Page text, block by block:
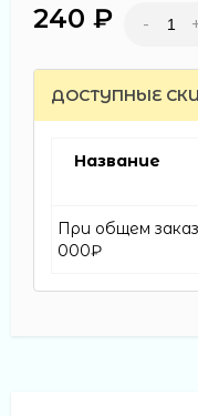
240 ₽ -
ДОСТУПНЫЕ
Название
При общем
000₽